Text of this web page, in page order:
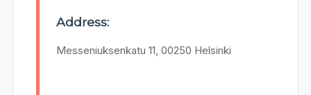
Address:
Messeniuksenkatu 11, 00250 Helsinki